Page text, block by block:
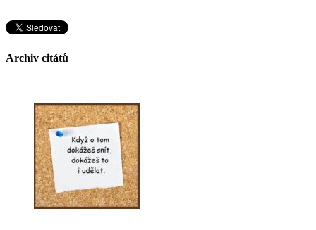
Archiv citátů